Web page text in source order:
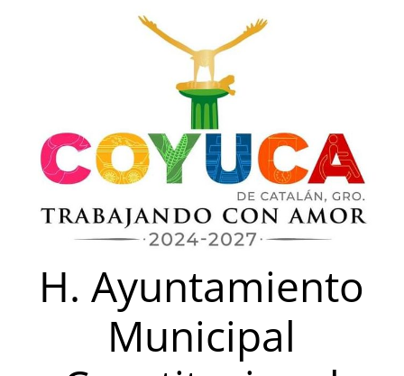
H. Ayuntamiento
Municipal